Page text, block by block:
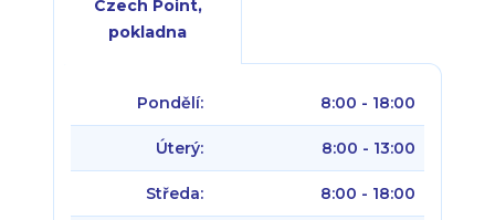
Czech Point,
pokladna
Pondělí: 8:00 - 18:00
Úterý: 8:00 - 13:00
Středa: 8:00 - 18:00